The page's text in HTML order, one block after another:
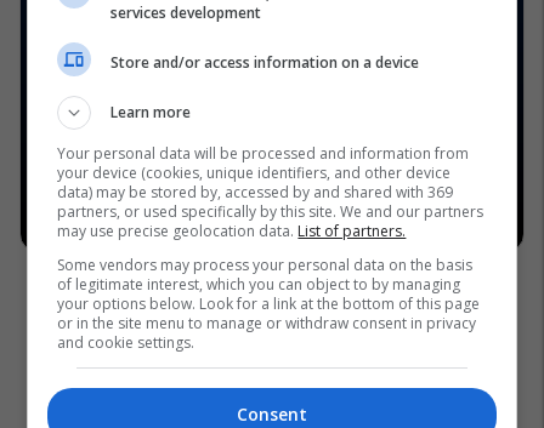
services development
Store and/or access information on a device
Learn more
Your personal data will be processed and information from
your device (cookies, unique identifiers, and other device
data) may be stored by, accessed by and shared with 369
partners, or used specifically by this site. We and our partners
may use precise geolocation data. List of partners.
Some vendors may process your personal data on the basis
of legitimate interest, which you can object to by managing
your options below. Look for a link at the bottom of this page
or in the site menu to manage or withdraw consent in privacy
and cookie settings.
Consent